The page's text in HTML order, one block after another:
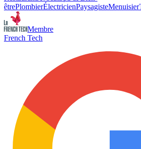
êtrePlombierÉlectricienPaysagisteMenuisier
Membre
French Tech